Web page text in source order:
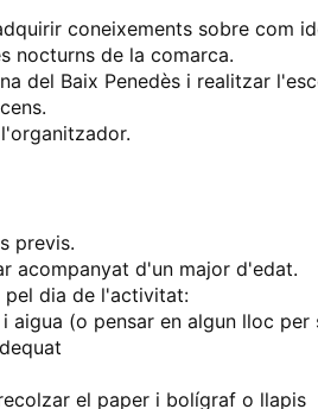
coneixements sobre com
nocturns de la comarca.
del Baix Penedès i realitzar
previs.
acompanyat d'un major d'edat.
pel dia de l'activitat:
aigua (o pensar en algun lloc per
el paper i bolígraf o llapis